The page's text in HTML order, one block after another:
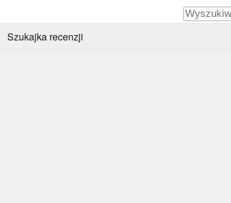
Szukajka recenzji